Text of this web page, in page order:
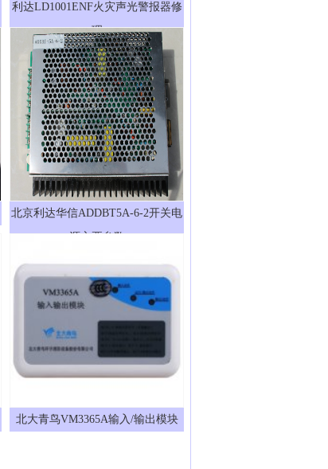
利达LD1001ENF火灾声光警报器修
理
北京利达华信ADDBT5A-6-2开关电
源主要参数
北大青鸟VM3365A输入/输出模块